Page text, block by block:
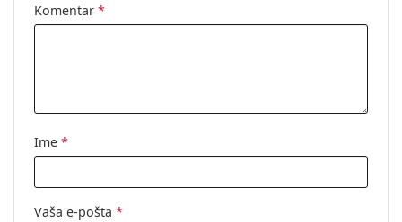
Komentar *
Ime *
Vaša e-pošta *